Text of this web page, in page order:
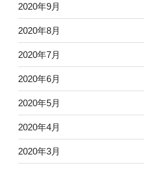
2020年9月
2020年8月
2020年7月
2020年6月
2020年5月
2020年4月
2020年3月